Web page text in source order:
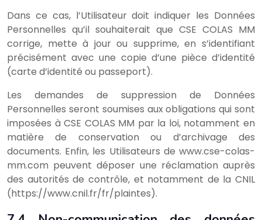
Dans ce cas, l’Utilisateur doit indiquer les Données
Personnelles qu’il souhaiterait que CSE COLAS MM
corrige, mette à jour ou supprime, en s’identifiant
précisément avec une copie d’une pièce d’identité
(carte d’identité ou passeport).
Les demandes de suppression de Données
Personnelles seront soumises aux obligations qui sont
imposées à CSE COLAS MM par la loi, notamment en
matière de conservation ou d’archivage des
documents. Enfin, les Utilisateurs de www.cse-colas-
mm.com peuvent déposer une réclamation auprès
des autorités de contrôle, et notamment de la CNIL
(https://www.cnil.fr/fr/plaintes).